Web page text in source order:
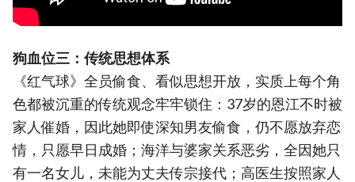
狗血位三：传统思想体系
《红气球》全员偷食、看似思想开放，实质上每个角
色都被沉重的传统观念牢牢锁住：37岁的恩江不时被
家人催婚，因此她即使深知男友偷食，仍不愿放弃恋
情，只愿早日成婚；海洋与婆家关系恶劣，全因她只
有一名女儿，未能为丈夫传宗接代；高医生按照家人